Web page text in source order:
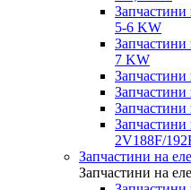
Запчастини
5-6 KW
Запчастини
7 KW
Запчастини
Запчастини
Запчастини
Запчастини
2V188F/
Запчастини на
Запчастини на